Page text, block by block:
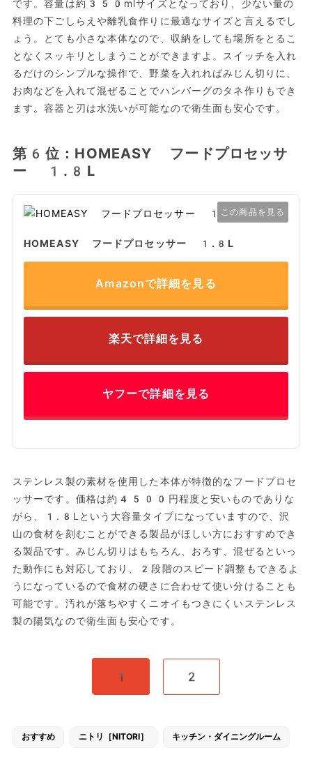
です。容量は約350mlサイズとなっており、少ない量の
料理の下ごしらえや離乳食作りに最適なサイズと言えるでし
ょう。とても小さな本体なので、収納をしても場所をとるこ
となくスッキリとしまうことができますよ。スイッチを入れ
るだけのシンプルな操作で、野菜を入れればみじん切りに、
お肉などを入れて混ぜることでハンバーグのタネ作りもでき
ます。容器と刃は水洗いが可能なので衛生面も安心です。
第6位：HOMEASY フードプロセッサ
ー 1.8L
この商品を見る
HOMEASY フードプロセッサー 1.8L
Amazonで詳細を見る
楽天で詳細を見る
ヤフーで詳細を見る
ステンレス製の素材を使用した本体が特徴的なフードプロセ
ッサーです。価格は約4500円程度と安いものでありな
がら、1.8Lという大容量タイプになっていますので、沢
山の食材を刻むことができる製品がほしい方におすすめでき
る製品です。みじん切りはもちろん、おろす、混ぜるといっ
た動作にも対応しており、2段階のスピード調整もできるよ
うになっているので食材の硬さに合わせて使い分けることも
可能です。汚れが落ちやすくニオイもつきにくいステンレス
製の陽気なので衛生面も安心です。
1 2
おすすめ ニトリ［NITORI］ キッチン・ダイニングルーム